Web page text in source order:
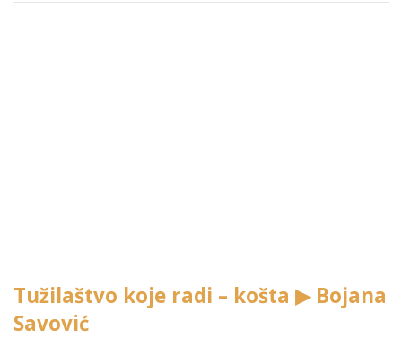
Tužilaštvo koje radi – košta ▶ Bojana
Savović